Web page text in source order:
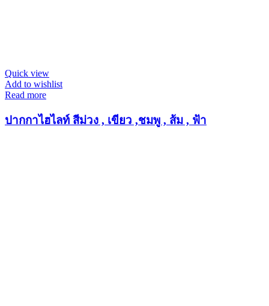
Quick view
Add to wishlist
Read more
ปากกาไฮไลท์ สีม่วง , เขียว ,ชมพู , ส้ม , ฟ้า